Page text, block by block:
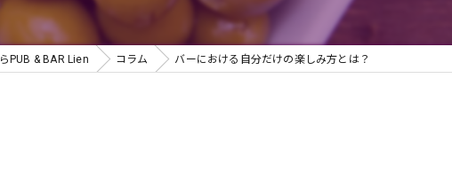
PUB & BAR Lien コラム バーにおける自分だけの楽しみ方とは？